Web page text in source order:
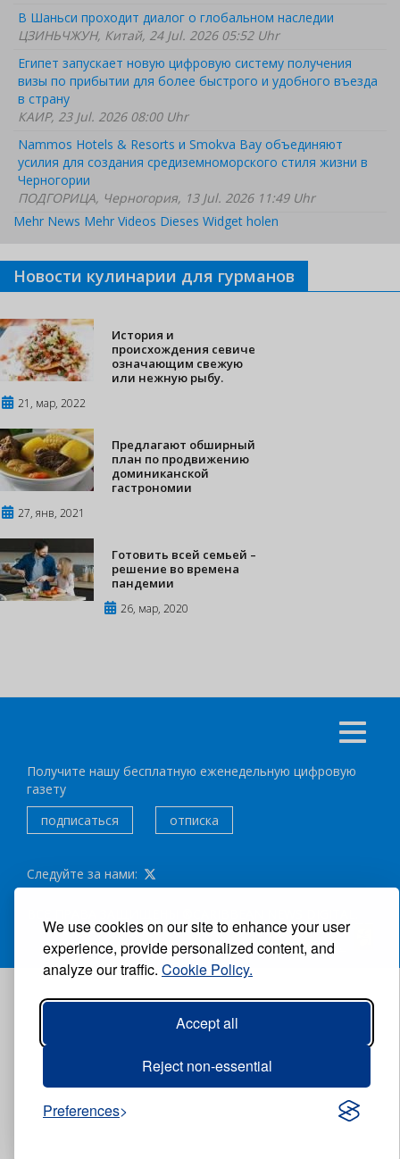
We use cookies on our site to enhance your user
experience, provide personalized content, and
analyze our traffic. Cookie Policy.
Accept all
Reject non-essential
Preferences
В Шаньси проходит диалог о глобальном наследии
ЦЗИНЬЧЖУН, Китай, 24 Jul. 2026 05:52 Uhr
Египет запускает новую цифровую систему получения
визы по прибытии для более быстрого и удобного въезда
в страну
КАИР, 23 Jul. 2026 08:00 Uhr
Nammos Hotels & Resorts и Smokva Bay объединяют
усилия для создания средиземноморского стиля жизни в
Черногории
ПОДГОРИЦА, Черногория, 13 Jul. 2026 11:49 Uhr
Mehr News Mehr Videos Dieses Widget holen
Новости кулинарии для гурманов
История и
происхождения севиче
означающим свежую
или нежную рыбу.
21, мар, 2022
Предлагают обширный
план по продвижению
доминиканской
гастрономии
27, янв, 2021
Готовить всей семьей –
решение во времена
пандемии
26, мар, 2020
Получите нашу бесплатную еженедельную цифровую
газету
подписаться
отписка
Следуйте за нами:
АВТОР:GRUPO EXCELENCIAS.